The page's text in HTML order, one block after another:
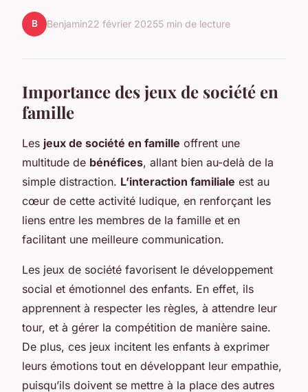
B Benjamin22 février 20255 min de lecture
Importance des jeux de société en
famille
Les jeux de société en famille offrent une
multitude de bénéfices, allant bien au-delà de la
simple distraction. L’interaction familiale est au
cœur de cette activité ludique, en renforçant les
liens entre les membres de la famille et en
facilitant une meilleure communication.
Les jeux de société favorisent le développement
social et émotionnel des enfants. En effet, ils
apprennent à respecter les règles, à attendre leur
tour, et à gérer la compétition de manière saine.
De plus, ces jeux incitent les enfants à exprimer
leurs émotions tout en développant leur empathie,
puisqu’ils doivent se mettre à la place des autres